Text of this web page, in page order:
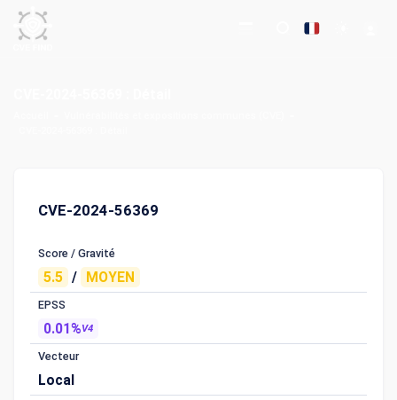
CVE-2024-56369
Score / Gravité
5.5 / MOYEN
EPSS
0.01%V4
Vecteur
Local